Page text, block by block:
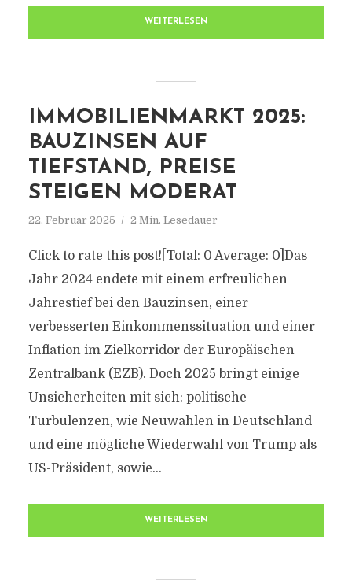
WEITERLESEN
IMMOBILIENMARKT 2025:
BAUZINSEN AUF
TIEFSTAND, PREISE
STEIGEN MODERAT
22. Februar 2025 2 Min. Lesedauer
Click to rate this post![Total: 0 Average: 0]Das
Jahr 2024 endete mit einem erfreulichen
Jahrestief bei den Bauzinsen, einer
verbesserten Einkommenssituation und einer
Inflation im Zielkorridor der Europäischen
Zentralbank (EZB). Doch 2025 bringt einige
Unsicherheiten mit sich: politische
Turbulenzen, wie Neuwahlen in Deutschland
und eine mögliche Wiederwahl von Trump als
US-Präsident, sowie...
WEITERLESEN